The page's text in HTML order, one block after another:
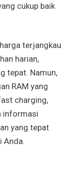
cukup baik
terjangkau
harian,
tepat. Namun,
RAM yang
charging,
informasi
yang tepat
Anda.